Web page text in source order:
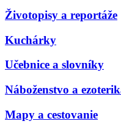
Životopisy a reportáže
Kuchárky
Učebnice a slovníky
Náboženstvo a
Mapy a cestovanie